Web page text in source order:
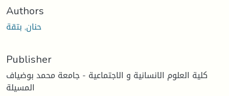
Authors
حنان, بتقة
Publisher
كلية العلوم الانسانية و الاجتماعية - جامعة محمد بوضياف
المسيلة